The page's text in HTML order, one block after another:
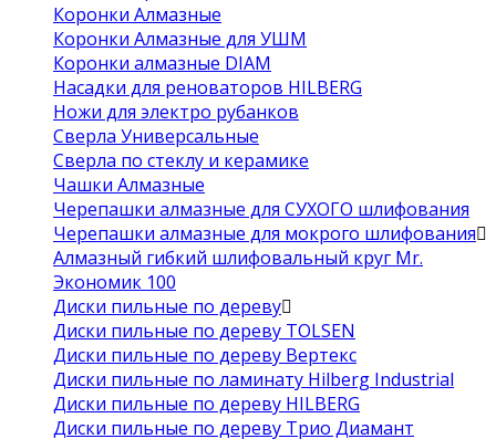
Коронки Алмазные
Коронки Алмазные для УШМ
Коронки алмазные DIAM
Насадки для реноваторов HILBERG
Ножи для электро рубанков
Сверла Универсальные
Сверла по стеклу и керамике
Чашки Алмазные
Черепашки алмазные для СУХОГО шлифования
Черепашки алмазные для мокрого шлифования
Алмазный гибкий шлифовальный круг Mr.
Экономик 100
Диски пильные по дереву
Диски пильные по дереву TOLSEN
Диски пильные по дереву Вертекс
Диски пильные по ламинату Hilberg Industrial
Диски пильные по дереву HILBERG
Диски пильные по дереву Трио Диамант